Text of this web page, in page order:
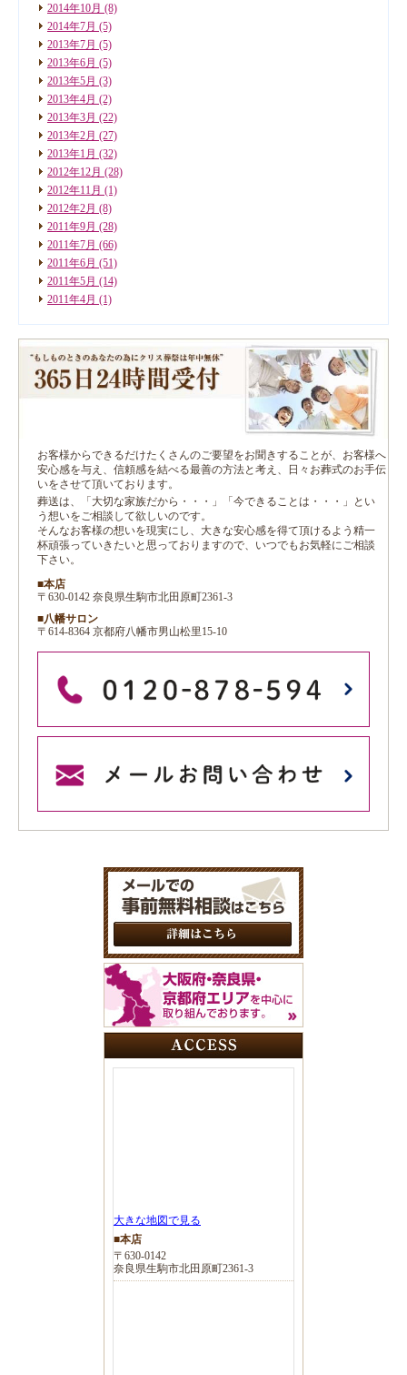
2014年10月 (8)
2014年7月 (5)
2013年7月 (5)
2013年6月 (5)
2013年5月 (3)
2013年4月 (2)
2013年3月 (22)
2013年2月 (27)
2013年1月 (32)
2012年12月 (28)
2012年11月 (1)
2012年2月 (8)
2011年9月 (28)
2011年7月 (66)
2011年6月 (51)
2011年5月 (14)
2011年4月 (1)
お客様からできるだけたくさんのご要望をお聞きすることが、お客様へ
安心感を与え、信頼感を結べる最善の方法と考え、日々お葬式のお手伝
いをさせて頂いております。
葬送は、「大切な家族だから・・・」「今できることは・・・」とい
う想いをご相談して欲しいのです。
そんなお客様の想いを現実にし、大きな安心感を得て頂けるよう精一
杯頑張っていきたいと思っておりますので、いつでもお気軽にご相談
下さい。
■本店
〒630-0142 奈良県生駒市北田原町2361-3
■八幡サロン
〒614-8364 京都府八幡市男山松里15-10
大きな地図で見る
■本店
〒630-0142
奈良県生駒市北田原町2361-3